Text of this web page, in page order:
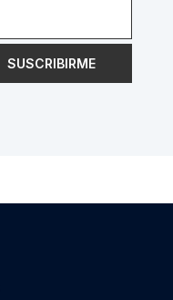
SUSCRIBIRME